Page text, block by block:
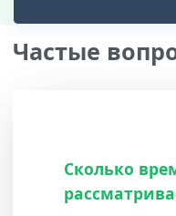
Частые
Сколько